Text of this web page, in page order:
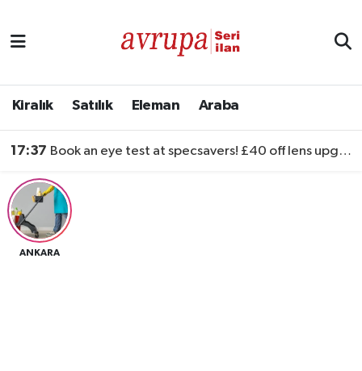
Kiralık Satılık Eleman Araba
17:37 Book an eye test at specsavers! £40 off lens upgrades
ANKARA
Satılık
Eleman
Araba